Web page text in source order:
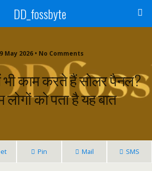
DD_fossbyte
May 2026 • No Comments
भी काम करते हैं सोलर पैनल?
को पता है यह बात
Pin Mail SMS